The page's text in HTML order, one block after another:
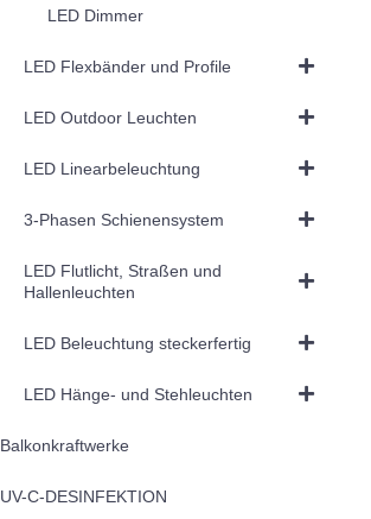
LED Dimmer
LED Flexbänder und Profile
LED Outdoor Leuchten
LED Linearbeleuchtung
3-Phasen Schienensystem
LED Flutlicht, Straßen und
Hallenleuchten
LED Beleuchtung steckerfertig
LED Hänge- und Stehleuchten
Balkonkraftwerke
UV-C-DESINFEKTION